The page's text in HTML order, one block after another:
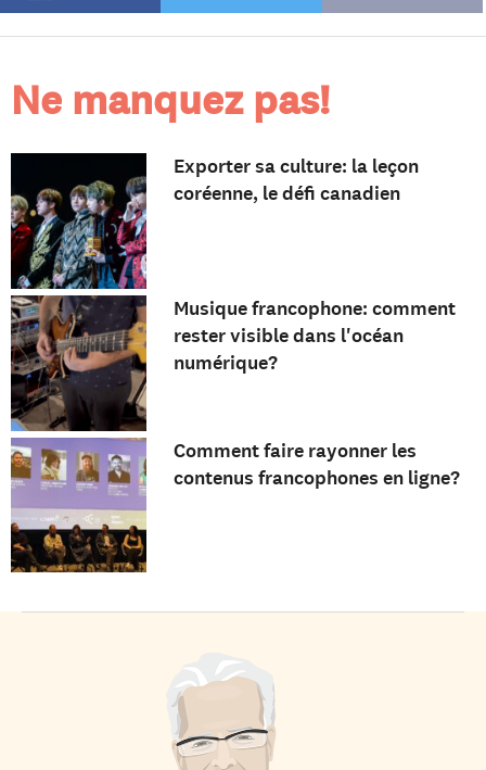
Ne manquez pas!
Exporter sa culture: la leçon
coréenne, le défi canadien
Musique francophone: comment
rester visible dans l'océan
numérique?
Comment faire rayonner les
contenus francophones en ligne?